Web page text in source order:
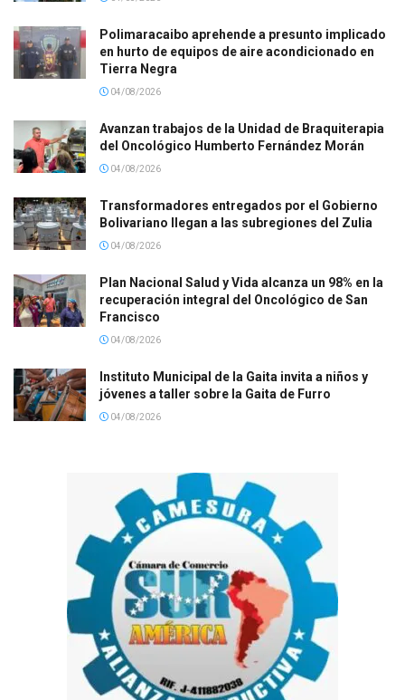
Polimaracaibo aprehende a presunto implicado
en hurto de equipos de aire acondicionado en
Tierra Negra
04/08/2026
Avanzan trabajos de la Unidad de Braquiterapia
del Oncológico Humberto Fernández Morán
04/08/2026
Transformadores entregados por el Gobierno
Bolivariano llegan a las subregiones del Zulia
04/08/2026
Plan Nacional Salud y Vida alcanza un 98% en la
recuperación integral del Oncológico de San
Francisco
04/08/2026
Instituto Municipal de la Gaita invita a niños y
jóvenes a taller sobre la Gaita de Furro
04/08/2026